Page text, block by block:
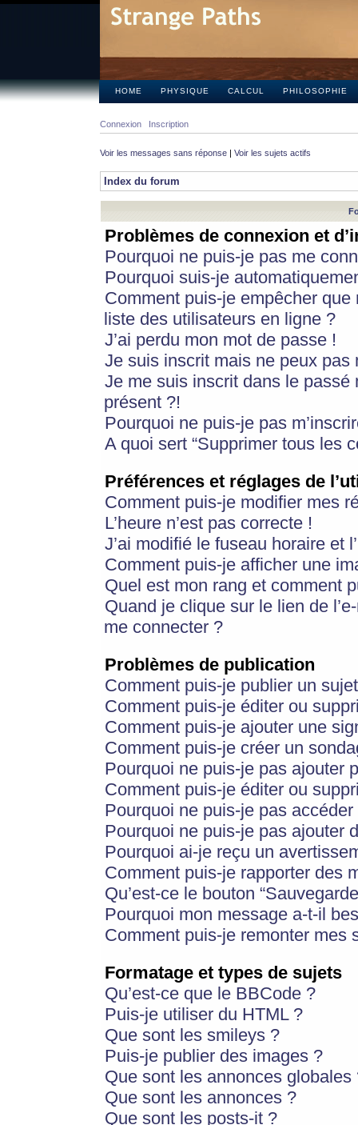
HOME PHYSIQUE CALCUL PHILOSOPHIE
Connexion Inscription
Voir les messages sans réponse | Voir les sujets actifs
Index du forum
Problèmes de connexion et
Pourquoi ne puis-je pas me
Pourquoi suis-je
Comment puis-je empêcher
liste des utilisateurs en ligne ?
J’ai perdu mon mot de passe !
Je suis inscrit mais ne peux pas
Je me suis inscrit dans le
présent ?!
Pourquoi ne puis-je pas
A quoi sert “Supprimer tous les
Préférences et réglages de
Comment puis-je modifier mes
L’heure n’est pas correcte !
J’ai modifié le fuseau horaire et
Comment puis-je afficher une
Quel est mon rang et comment
Quand je clique sur le lien de
me connecter ?
Problèmes de publication
Comment puis-je publier un
Comment puis-je éditer ou
Comment puis-je ajouter une
Comment puis-je créer un
Pourquoi ne puis-je pas ajouter
Comment puis-je éditer ou
Pourquoi ne puis-je pas
Pourquoi ne puis-je pas ajouter
Pourquoi ai-je reçu un
Comment puis-je rapporter des
Qu’est-ce le bouton
Pourquoi mon message a-t-il
Comment puis-je remonter mes
Formatage et types de sujets
Qu’est-ce que le BBCode ?
Puis-je utiliser du HTML ?
Que sont les smileys ?
Puis-je publier des images ?
Que sont les annonces globales
Que sont les annonces ?
Que sont les posts-it ?